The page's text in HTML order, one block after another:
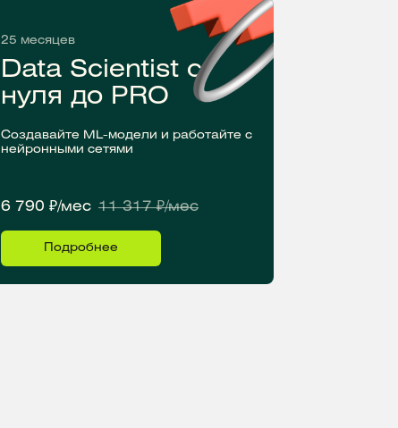
25 месяцев
Data Scientist с
нуля до PRO
Создавайте ML-модели и работайте с
нейронными сетями
6 790 ₽/мес 11 317 ₽/мес
Подробнее